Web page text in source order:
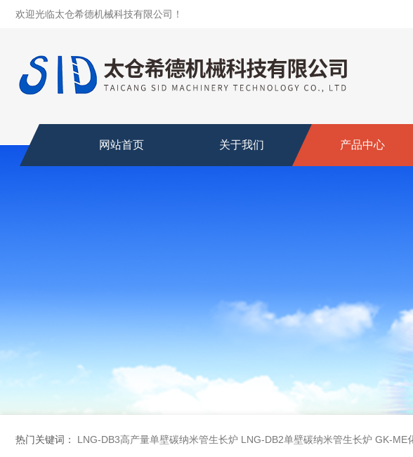
欢迎光临太仓希德机械科技有限公司！
网站首页 关于我们 产品中心
热门关键词： LNG-DB3高产量单壁碳纳米管生长炉 LNG-DB2单壁碳纳米管生长炉 GK-ME